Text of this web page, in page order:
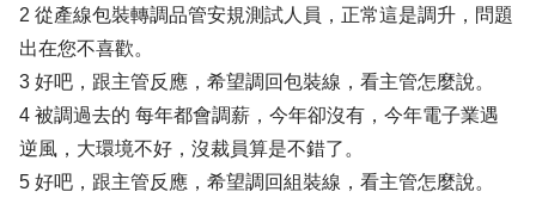
2 從產線包裝轉調品管安規測試人員，正常這是調升，問題
出在您不喜歡。
3 好吧，跟主管反應，希望調回包裝線，看主管怎麼說。
4 被調過去的 每年都會調薪，今年卻沒有，今年電子業遇
逆風，大環境不好，沒裁員算是不錯了。
5 好吧，跟主管反應，希望調回組裝線，看主管怎麼說。